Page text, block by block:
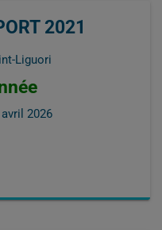
2021
Liguori
avril 2026